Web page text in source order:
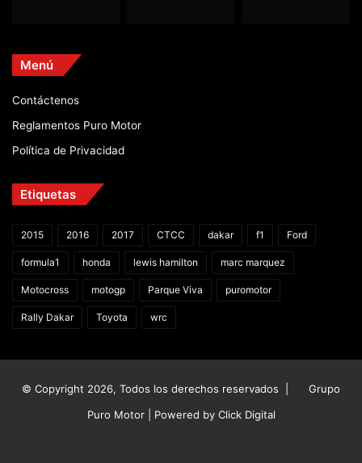
Menú
Contáctenos
Reglamentos Puro Motor
Política de Privacidad
Etiquetas
2015 2016 2017 CTCC dakar f1 Ford
formula1 honda lewis hamilton marc marquez
Motocross motogp Parque Viva puromotor
Rally Dakar Toyota wrc
© Copyright 2026, Todos los derechos reservados |
Grupo
Puro Motor | Powered by Click Digital